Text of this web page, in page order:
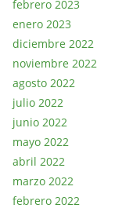
febrero 2023
enero 2023
diciembre 2022
noviembre 2022
agosto 2022
julio 2022
junio 2022
mayo 2022
abril 2022
marzo 2022
febrero 2022